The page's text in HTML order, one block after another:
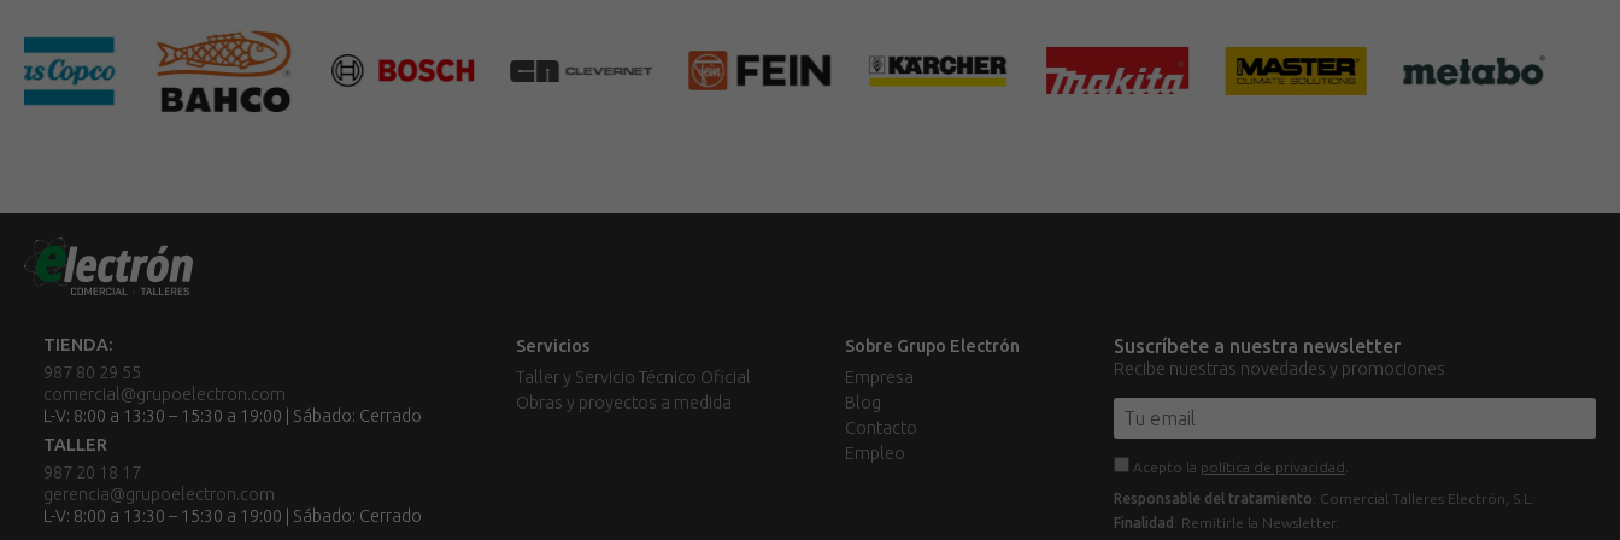
TIENDA:
987 80 29 55
comercial@grupoelectron.com
L-V: 8:00 a 13:30 – 15:30 a 19:00 | Sábado: Cerrado
TALLER
987 20 18 17
gerencia@grupoelectron.com
L-V: 8:00 a 13:30 – 15:30 a 19:00 | Sábado: Cerrado
Servicios
Taller y Servicio Técnico Oficial
Obras y proyectos a medida
Sobre Grupo Electrón
Empresa
Blog
Contacto
Empleo
Suscríbete a nuestra newsletter
Recibe nuestras novedades y promociones
Acepto la política de privacidad
Responsable del tratamiento: Comercial Talleres Electrón, S.L.
Finalidad : Remitirle la Newsletter.